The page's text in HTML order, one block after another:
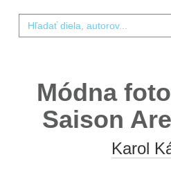
Módna
Saison
Karol